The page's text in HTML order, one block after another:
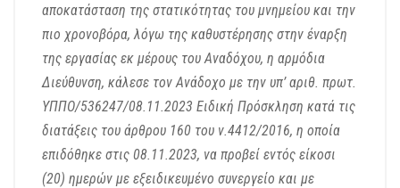
αποκατάσταση της στατικότητας του μνημείου και την
πιο χρονοβόρα, λόγω της καθυστέρησης στην έναρξη
της εργασίας εκ μέρους του Αναδόχου, η αρμόδια
Διεύθυνση, κάλεσε τον Ανάδοχο με την υπ’ αριθ. πρωτ.
ΥΠΠΟ/536247/08.11.2023 Ειδική Πρόσκληση κατά τις
διατάξεις του άρθρου 160 του ν.4412/2016, η οποία
επιδόθηκε στις 08.11.2023, να προβεί εντός είκοσι
(20) ημερών με εξειδικευμένο συνεργείο και με